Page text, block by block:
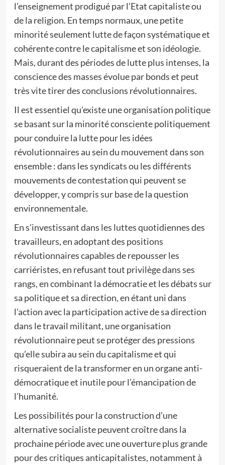
l’enseignement prodigué par l’Etat capitaliste ou
de la religion. En temps normaux, une petite
minorité seulement lutte de façon systématique et
cohérente contre le capitalisme et son idéologie.
Mais, durant des périodes de lutte plus intenses, la
conscience des masses évolue par bonds et peut
très vite tirer des conclusions révolutionnaires.
Il est essentiel qu’existe une organisation politique
se basant sur la minorité consciente politiquement
pour conduire la lutte pour les idées
révolutionnaires au sein du mouvement dans son
ensemble : dans les syndicats ou les différents
mouvements de contestation qui peuvent se
développer, y compris sur base de la question
environnementale.
En s’investissant dans les luttes quotidiennes des
travailleurs, en adoptant des positions
révolutionnaires capables de repousser les
carriéristes, en refusant tout privilège dans ses
rangs, en combinant la démocratie et les débats sur
sa politique et sa direction, en étant uni dans
l’action avec la participation active de sa direction
dans le travail militant, une organisation
révolutionnaire peut se protéger des pressions
qu’elle subira au sein du capitalisme et qui
risqueraient de la transformer en un organe anti-
démocratique et inutile pour l’émancipation de
l’humanité.
Les possibilités pour la construction d’une
alternative socialiste peuvent croître dans la
prochaine période avec une ouverture plus grande
pour des critiques anticapitalistes, notamment à